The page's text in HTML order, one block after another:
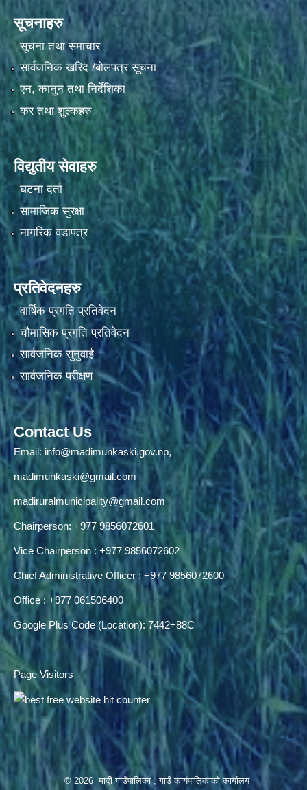
सूचनाहरु
सूचना तथा समाचार
सार्वजनिक खरिद /बोलपत्र सूचना
एन, कानुन तथा निर्देशिका
कर तथा शुल्कहरु
विद्युतीय सेवाहरु
घटना दर्ता
सामाजिक सुरक्षा
नागरिक वडापत्र
प्रतिवेदनहरु
वार्षिक प्रगति प्रतिवेदन
चौमासिक प्रगति प्रतिवेदन
सार्वजनिक सुनुवाई
सार्वजनिक परीक्षण
Contact Us
Email: info@madimunkaski.gov.np,
madimunkaski@gmail.com
madiruralmunicipality@gmail.com
Chairperson: +977 9856072601
Vice Chairperson : +977 9856072602
Chief Administrative Officer : +977 9856072600
Office : +977 061506400
Google Plus Code (Location): 7442+88C
Page Visitors
© 2026 मादी गाउँपालिका , गाउँ कार्यपालिकाको कार्यालय